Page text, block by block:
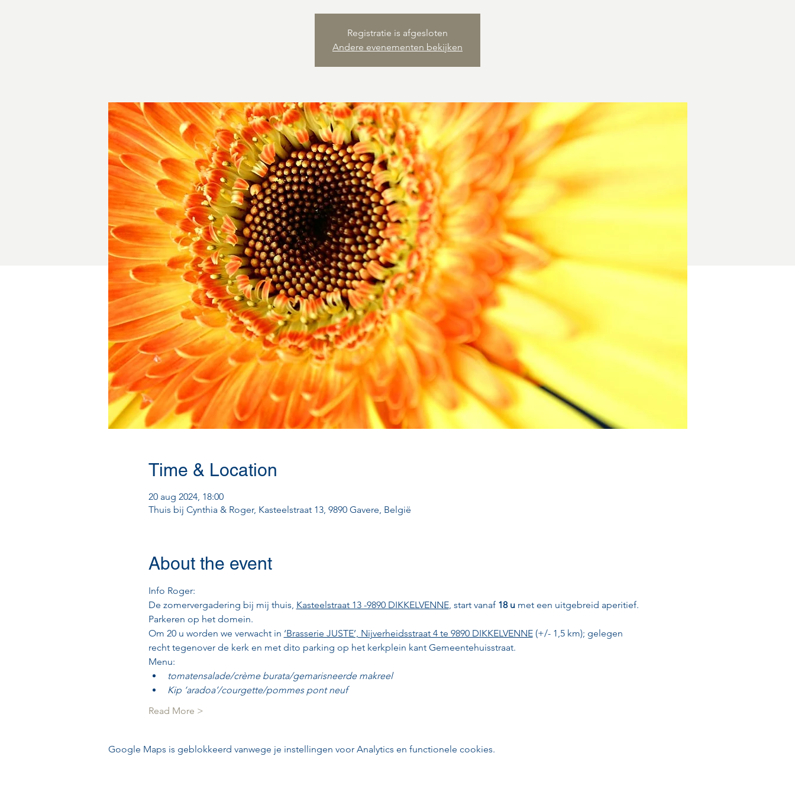
Registratie is afgesloten
Andere evenementen bekijken
Time & Location
20 aug 2024, 18:00
Thuis bij Cynthia & Roger, Kasteelstraat 13, 9890 Gavere, België
About the event
Info Roger:
De zomervergadering bij mij thuis, Kasteelstraat 13 -9890 DIKKELVENNE, start vanaf 18 u met een uitgebreid aperitief.
Parkeren op het domein.
Om 20 u worden we verwacht in ‘Brasserie JUSTE’, Nijverheidsstraat 4 te 9890 DIKKELVENNE (+/- 1,5 km); gelegen
recht tegenover de kerk en met dito parking op het kerkplein kant Gemeentehuisstraat.
Menu:
tomatensalade/crème burata/gemarisneerde makreel
Kip ‘aradoa’/courgette/pommes pont neuf
Read More >
Google Maps is geblokkeerd vanwege je instellingen voor Analytics en functionele cookies.